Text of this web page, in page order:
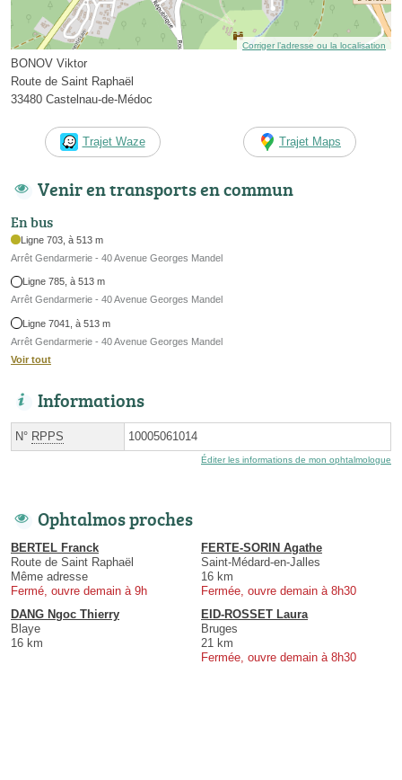
Corriger l’adresse ou la localisation
BONOV Viktor
Route de Saint Raphaël
33480 Castelnau-de-Médoc
Trajet Waze Trajet Maps
Venir en transports en commun
En bus
Ligne 703, à 513 m
Arrêt Gendarmerie - 40 Avenue Georges Mandel
Ligne 785, à 513 m
Arrêt Gendarmerie - 40 Avenue Georges Mandel
Ligne 7041, à 513 m
Arrêt Gendarmerie - 40 Avenue Georges Mandel
Voir tout
Informations
N° RPPS 10005061014
Éditer les informations de mon ophtalmologue
Ophtalmos proches
BERTEL Franck
Route de Saint Raphaël
Même adresse
Fermé, ouvre demain à 9h
FERTE-SORIN Agathe
Saint-Médard-en-Jalles
16 km
Fermée, ouvre demain à 8h30
DANG Ngoc Thierry
Blaye
16 km
EID-ROSSET Laura
Bruges
21 km
Fermée, ouvre demain à 8h30